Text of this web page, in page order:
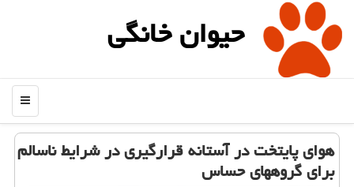
حیوان خانگی
منو
هوای پایتخت در آستانه قرارگیری در شرایط ناسالم
برای گروههای حساس